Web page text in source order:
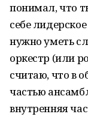
понимал, что
себе
нужно уметь
оркестр (или
считаю, что в
частью
внутренняя